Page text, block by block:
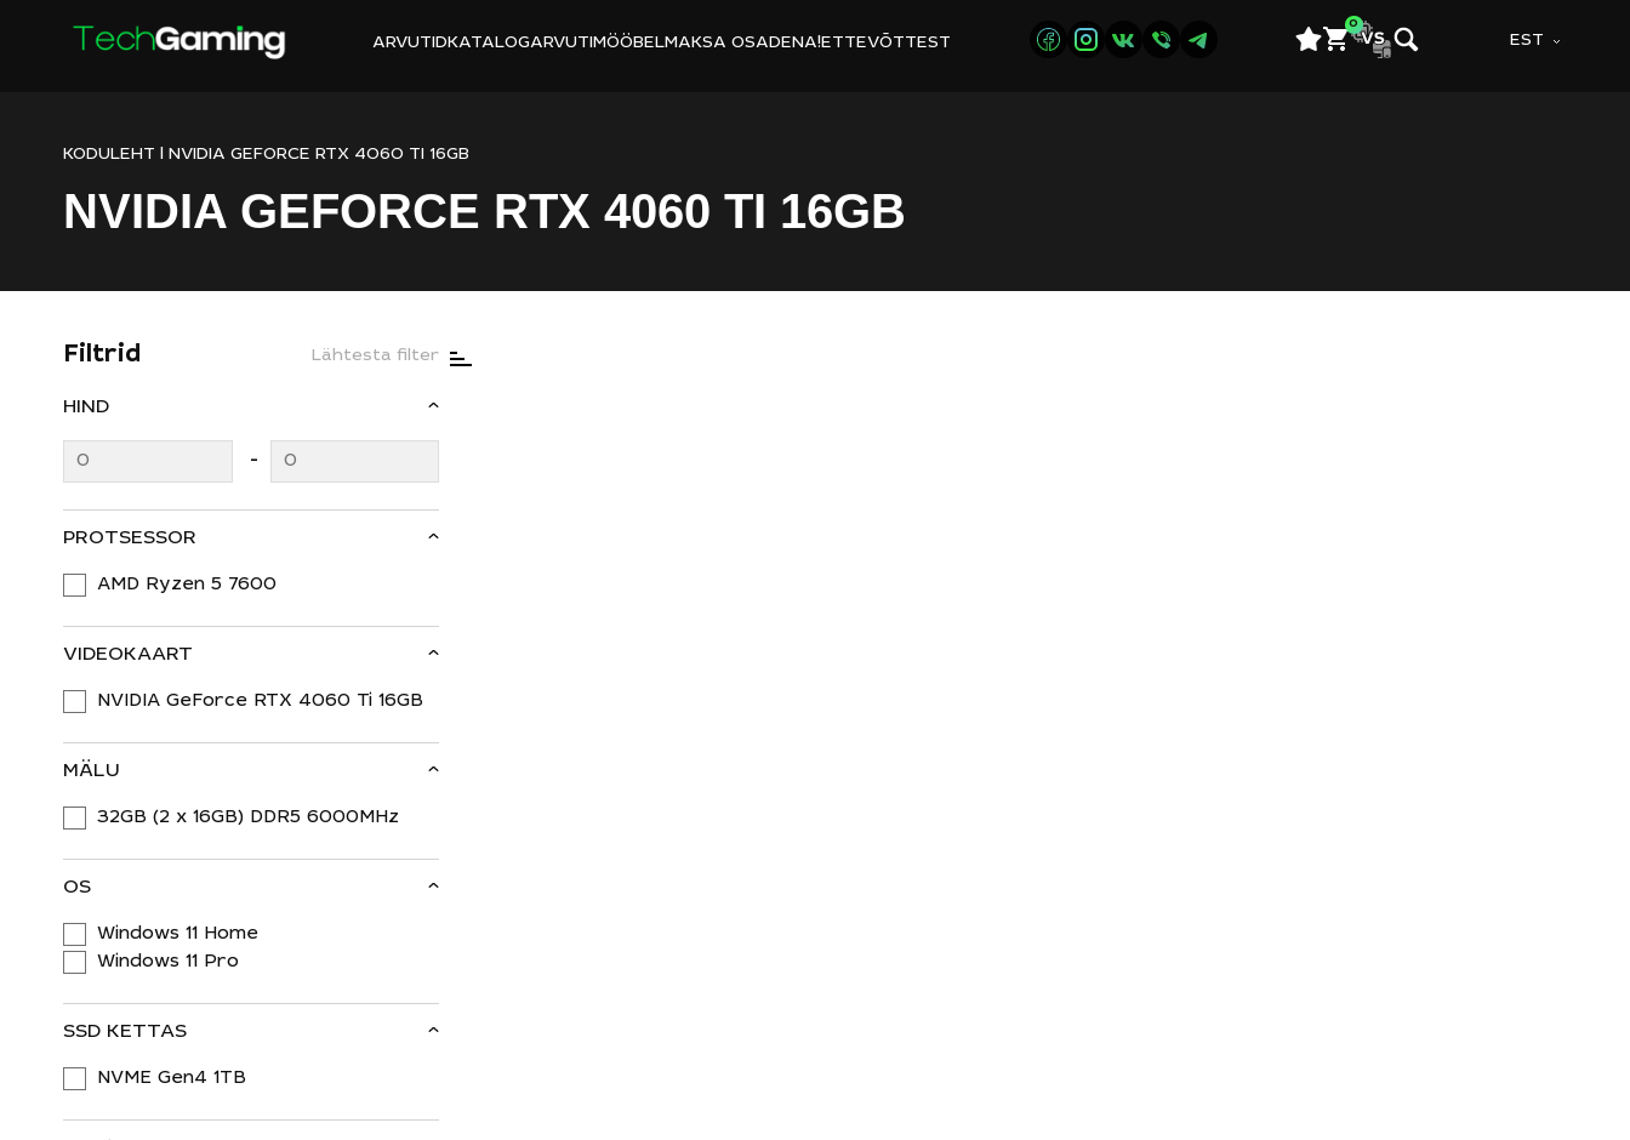
ARVUTIDKATALOGARVUTIMÖÖBELMAKSA OSADENA!ETTEVÕTTEST
0
EST
Otsi:
KODULEHT | NVIDIA GEFORCE RTX 4060 TI 16GB
NVIDIA GEFORCE RTX 4060 TI 16GB
Filtrid Lähtesta filter
HIND
PROTSESSOR
AMD Ryzen 5 7600
VIDEOKAART
NVIDIA GeForce RTX 4060 Ti 16GB
MÄLU
32GB (2 x 16GB) DDR5 6000MHz
OS
Windows 11 Home
Windows 11 Pro
SSD KETTAS
NVME Gen4 1TB